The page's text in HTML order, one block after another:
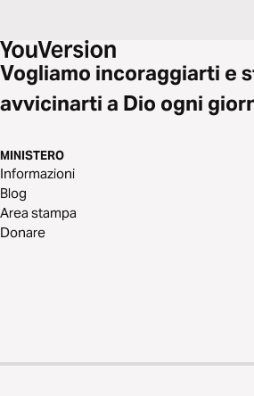
Vogliamo incoraggiarti e
avvicinarti a Dio ogni
MINISTERO
Informazioni
Blog
Area stampa
Donare